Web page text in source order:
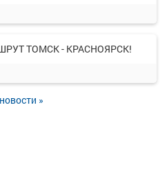
ТОМСК - КРАСНОЯРСК!
»